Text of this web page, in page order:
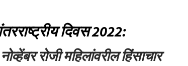
दिवस 2022:
रोजी महिलांवरील हिंसाचार